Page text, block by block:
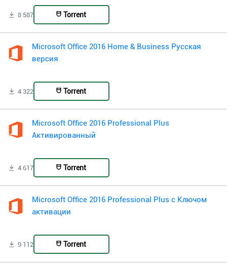
8 587 Torrent
Microsoft Office 2016 Home & Business Русская
версия
4 322 Torrent
Microsoft Office 2016 Professional Plus
Активированный
4 617 Torrent
Microsoft Office 2016 Professional Plus с Ключом
активации
9 112 Torrent